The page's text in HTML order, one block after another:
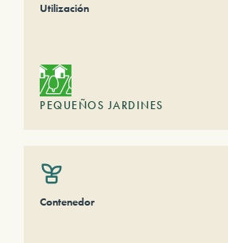
Utilización
PEQUEÑOS JARDINES
Contenedor